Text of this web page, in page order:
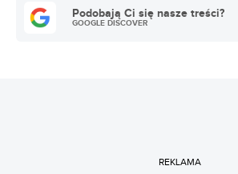
Podobają Ci się nasze treści?
GOOGLE DISCOVER
REKLAMA